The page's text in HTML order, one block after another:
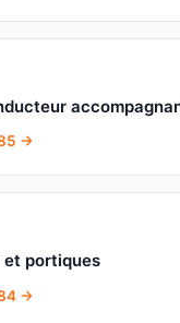
→
portiques
→